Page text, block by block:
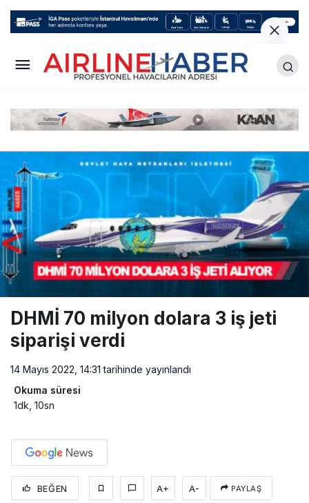
DHMİ 70 milyon dolara 3 iş jeti
siparişi verdi
14 Mayıs 2022, 14:31 tarihinde yayınlandı
Okuma süresi
1dk, 10sn
BEĞEN A+ A- PAYLAŞ